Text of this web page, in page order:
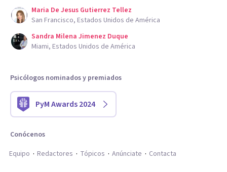
Maria De Jesus Gutierrez Tellez
San Francisco, Estados Unidos de América
Sandra Milena Jimenez Duque
Miami, Estados Unidos de América
Psicólogos nominados y premiados
PyM Awards 2024
Conócenos
Equipo
Redactores Tópicos Anúnciate Contacta